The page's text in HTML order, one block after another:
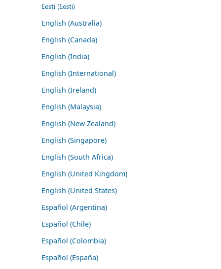
Eesti (Eesti)
English (Australia)
English (Canada)
English (India)
English (International)
English (Ireland)
English (Malaysia)
English (New Zealand)
English (Singapore)
English (South Africa)
English (United Kingdom)
English (United States)
Español (Argentina)
Español (Chile)
Español (Colombia)
Español (España)